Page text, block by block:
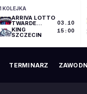
1 KOLEJKA
ARRIVA LOTTO
TWARDE
PIERNIKI
TORUŃ
KING
SZCZECIN
03.10
15:00
TERMINARZ